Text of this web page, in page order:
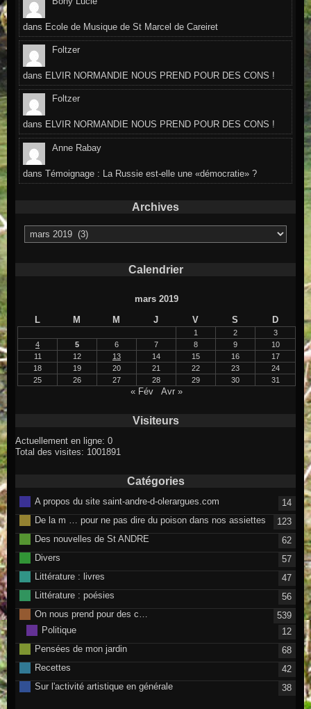
dans Ecole de Musique de St Marcel de Careiret
Foltzer
dans ELVIR NORMANDIE NOUS PREND POUR DES CONS !
Foltzer
dans ELVIR NORMANDIE NOUS PREND POUR DES CONS !
Anne Rabay
dansTémoignage : La Russie est-elle une «démocratie» ?
Archives
Archives
Calendrier
mars 2019
L
M M J V S D
1 2
3
4
5 6 7 8 9
10
11
12 13 14 15 16
17
18
19 20 21 22 23
24
25
26 27 28 29 30 31
« Fév Avr »
Visiteurs
Actuellement en ligne: 0
Total des visites: 1001891
Catégories
A propos du site saint-andre-d-olerargues.com
14
De la m … pour ne pas dire du poison dans nos assiettes
123
Des nouvelles de St ANDRE
62
Divers
57
Littérature : livres
47
Littérature : poésies
56
On nous prend pour des c…
539
Politique
12
Pensées de mon jardin
68
Recettes
42
Sur l'activité artistique en générale
38